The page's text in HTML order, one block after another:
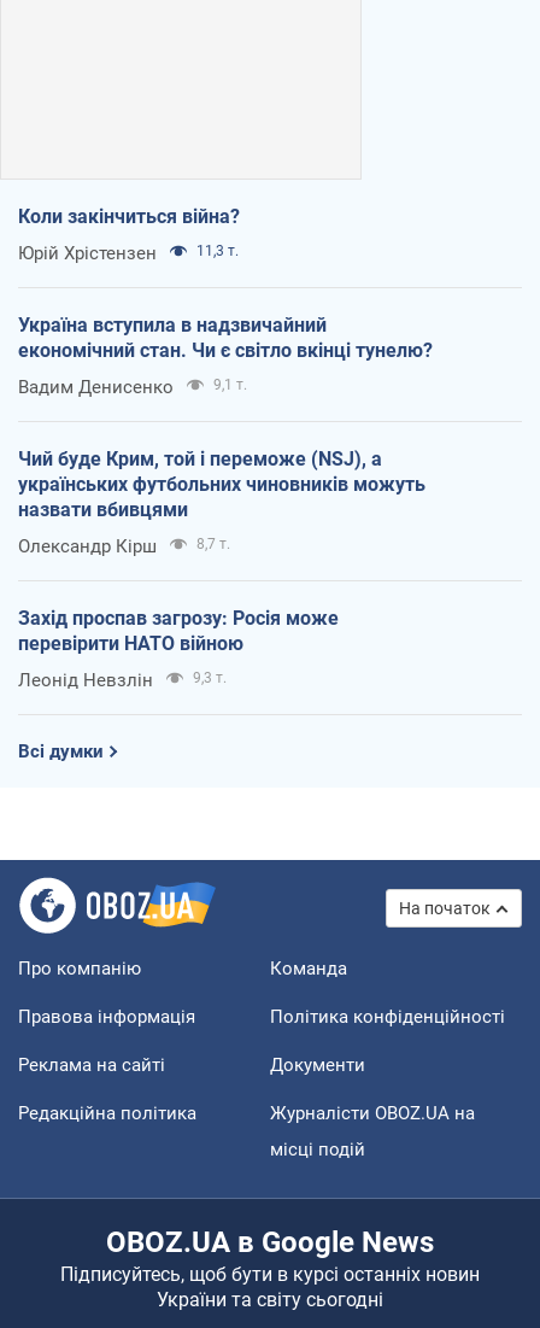
Коли закінчиться війна?
Юрій Хрістензен 11,3 т.
Україна вступила в надзвичайний
економічний стан. Чи є світло вкінці тунелю?
Вадим Денисенко 9,1 т.
Чий буде Крим, той і переможе (NSJ), а
українських футбольних чиновників можуть
назвати вбивцями
Олександр Кірш 8,7 т.
Захід проспав загрозу: Росія може
перевірити НАТО війною
Леонід Невзлін 9,3 т.
Всі думки
На початок
Про компанію Команда
Правова інформація Політика конфіденційності
Реклама на сайті Документи
Редакційна політика
Журналісти OBOZ.UA на
місці подій
OBOZ.UA в Google News
Підписуйтесь, щоб бути в курсі останніх новин
України та світу сьогодні